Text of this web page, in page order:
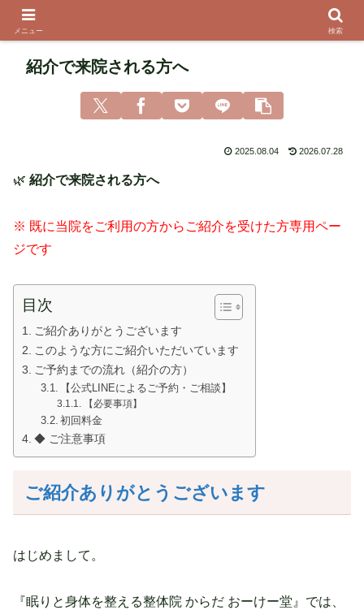
紹介で来院される方へ
2025.08.04 2026.07.28
🌿 紹介で来院される方へ
※ 既に当院をご利用の方からご紹介を受けた方専用ペー
ジです
目次
ご紹介ありがとうございます
このような方にご紹介いただいています
ご予約までの流れ（紹介の方）
【公式LINEによるご予約・ご相談】
【必要事項】
初回料金
◆ ご注意事項
ご紹介ありがとうございます
はじめまして。
『眠りと身体を整える整体院 からだ おーけー堂』では、
メニュー 検索